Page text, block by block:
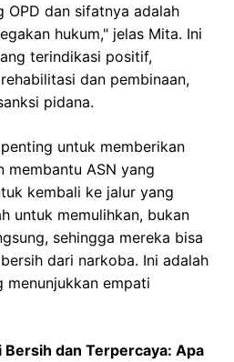
OPD dan sifatnya adalah
hukum," jelas Mita. Ini
terindikasi positif,
dan pembinaan,
pidana.
untuk memberikan
membantu ASN yang
kembali ke jalur yang
untuk memulihkan, bukan
sehingga mereka bisa
dari narkoba. Ini adalah
menunjukkan empati
dan Terpercaya: Apa